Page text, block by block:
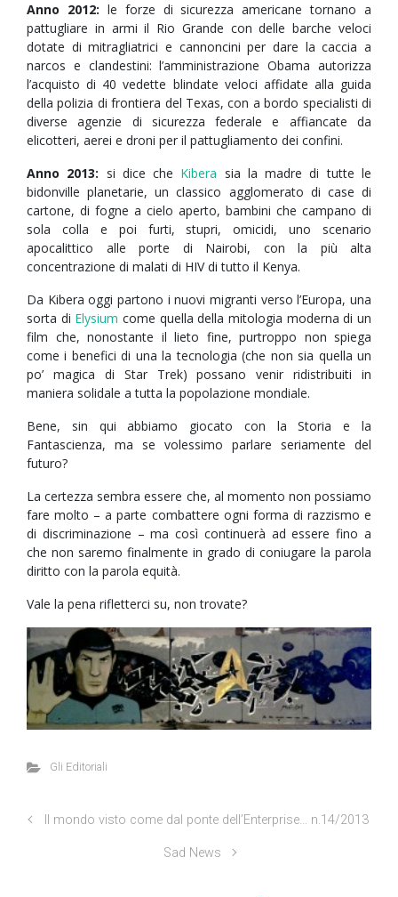
Anno 2012: le forze di sicurezza americane tornano a
pattugliare in armi il Rio Grande con delle barche veloci
dotate di mitragliatrici e cannoncini per dare la caccia a
narcos e clandestini: l’amministrazione Obama autorizza
l’acquisto di 40 vedette blindate veloci affidate alla guida
della polizia di frontiera del Texas, con a bordo specialisti di
diverse agenzie di sicurezza federale e affiancate da
elicotteri, aerei e droni per il pattugliamento dei confini.
Anno 2013: si dice che Kibera sia la madre di tutte le
bidonville planetarie, un classico agglomerato di case di
cartone, di fogne a cielo aperto, bambini che campano di
sola colla e poi furti, stupri, omicidi, uno scenario
apocalittico alle porte di Nairobi, con la più alta
concentrazione di malati di HIV di tutto il Kenya.
Da Kibera oggi partono i nuovi migranti verso l’Europa, una
sorta di Elysium come quella della mitologia moderna di un
film che, nonostante il lieto fine, purtroppo non spiega
come i benefici di una la tecnologia (che non sia quella un
po’ magica di Star Trek) possano venir ridistribuiti in
maniera solidale a tutta la popolazione mondiale.
Bene, sin qui abbiamo giocato con la Storia e la
Fantascienza, ma se volessimo parlare seriamente del
futuro?
La certezza sembra essere che, al momento non possiamo
fare molto – a parte combattere ogni forma di razzismo e
di discriminazione – ma così continuerà ad essere fino a
che non saremo finalmente in grado di coniugare la parola
diritto con la parola equità.
Vale la pena rifletterci su, non trovate?
Gli Editoriali
Il mondo visto come dal ponte dell’Enterprise… n.14/2013
Sad News